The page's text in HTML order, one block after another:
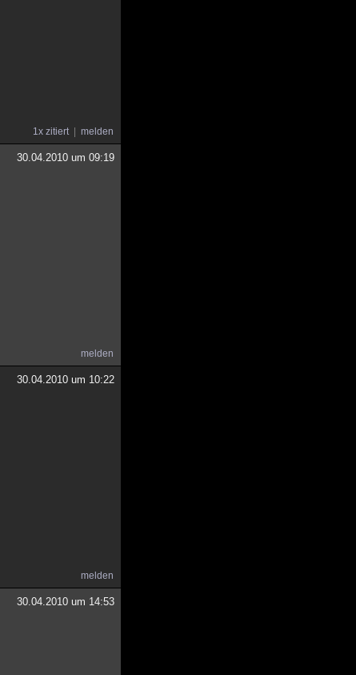
1x zitiert melden
30.04.2010 um 09:19
melden
30.04.2010 um 10:22
melden
30.04.2010 um 14:53